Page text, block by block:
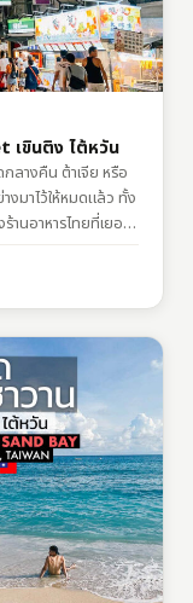
ขินติง ไต้หวัน
ลางคืน ต้าเจีย หรือ
มาไว้ให้หมดแล้ว ทั้ง
านอาหารไทยที่เยอะ
นี่ต้องมีในแพลนนะ…